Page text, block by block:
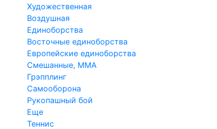
Художественная
Воздушная
Единоборства
Восточные единоборства
Европейские единоборства
Смешанные, ММА
Грэпплинг
Самооборона
Рукопашный бой
Еще
Теннис